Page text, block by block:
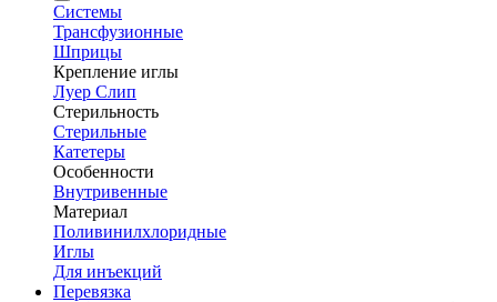
Системы
Трансфузионные
Шприцы
Крепление иглы
Луер Слип
Стерильность
Стерильные
Катетеры
Особенности
Внутривенные
Материал
Поливинилхлоридные
Иглы
Для инъекций
Перевязка